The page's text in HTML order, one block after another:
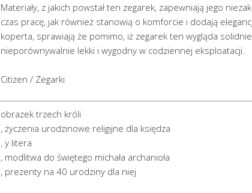
Materiały, z jakich powstał ten zegarek, zapewniają jego
czas pracę, jak również stanowią o komforcie i dodają
koperta, sprawiają że pomimo, iż zegarek ten wygląda
nieporównywalnie lekki i wygodny w codziennej eksploatacji.
Citizen / Zegarki
obrazek trzech króli
, życzenia urodzinowe religijne dla księdza
, y litera
, modlitwa do świętego michała archanioła
, prezenty na 40 urodziny dla niej